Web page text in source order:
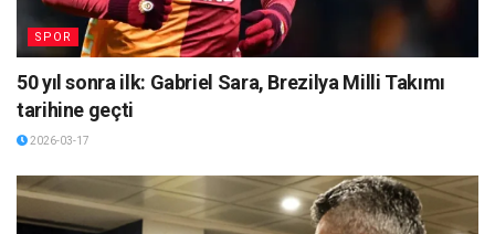
SPOR
50 yıl sonra ilk: Gabriel Sara, Brezilya Milli Takımı
tarihine geçti
2026-03-17